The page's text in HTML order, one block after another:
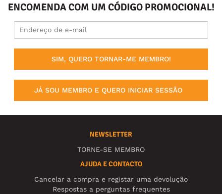
ENCOMENDA COM UM CÓDIGO PROMOCIONAL!
SIM, QUERO TORNAR-ME MEMBRO!
JÁ SOU MEMBRO E QUERO INICIAR SESSÃO
NEWSLETTER
TORNE-SE MEMBRO
AJUDA E CONTACTO
Cancelar a compra e registar uma devolução
Respostas a perguntas frequentes